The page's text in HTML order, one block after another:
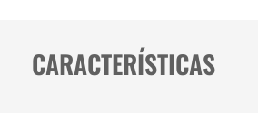
CARACTERÍSTICAS